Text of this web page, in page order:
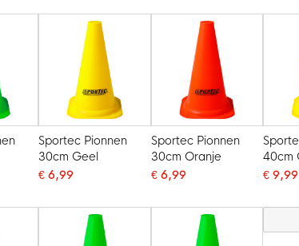
Sportec Pionnen
30cm Geel
€ 6,99
Sportec Pionnen
30cm Oranje
€ 6,99
40cm
€ 9,99